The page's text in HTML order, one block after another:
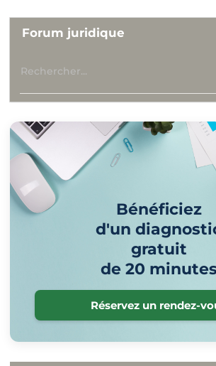
Forum juridique
Bénéficiez
d'un
gratuit
de 20 minutes
Réservez un rendez-